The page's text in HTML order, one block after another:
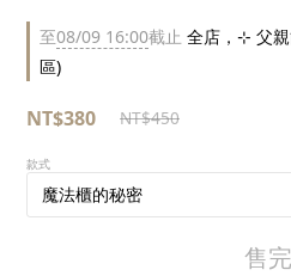
至08/09 16:00截止 全店，⊹ 父親
區)
NT$380 NT$450
款式
售完